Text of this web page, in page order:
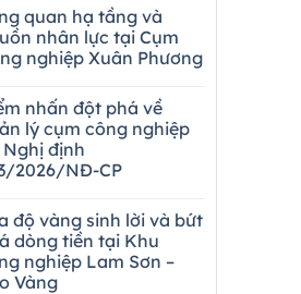
quan hạ tầng và
nhân lực tại Cụm
nghiệp Xuân Phương
nhấn đột phá về
lý cụm công nghiệp
định
2026/NĐ-CP
độ vàng sinh lời và bứt
dòng tiền tại Khu
nghiệp Lam Sơn –
Vàng